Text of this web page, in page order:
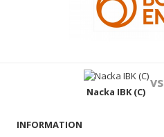
BILDGALLERI
Nacka IBK (C)
vs
INFORMATION